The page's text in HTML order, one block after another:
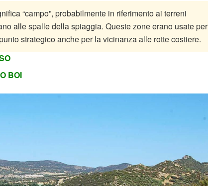
“campo”, probabilmente in riferimento ai terreni
alle spalle della spiaggia. Queste zone erano usate per
strategico anche per la vicinanza alle rotte costiere.
BOI